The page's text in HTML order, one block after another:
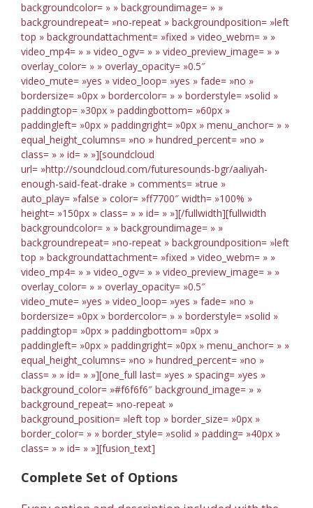
backgroundcolor= » » backgroundimage= » »
backgroundrepeat= »no-repeat » backgroundposition= »left
top » backgroundattachment= »fixed » video_webm= » »
video_mp4= » » video_ogv= » » video_preview_image= » »
overlay_color= » » overlay_opacity= »0.5″
video_mute= »yes » video_loop= »yes » fade= »no »
bordersize= »0px » bordercolor= » » borderstyle= »solid »
paddingtop= »30px » paddingbottom= »60px »
paddingleft= »0px » paddingright= »0px » menu_anchor= » »
equal_height_columns= »no » hundred_percent= »no »
class= » » id= » »][soundcloud
url= »http://soundcloud.com/futuresounds-bgr/aaliyah-
enough-said-feat-drake » comments= »true »
auto_play= »false » color= »ff7700″ width= »100% »
height= »150px » class= » » id= » »][/fullwidth][fullwidth
backgroundcolor= » » backgroundimage= » »
backgroundrepeat= »no-repeat » backgroundposition= »left
top » backgroundattachment= »fixed » video_webm= » »
video_mp4= » » video_ogv= » » video_preview_image= » »
overlay_color= » » overlay_opacity= »0.5″
video_mute= »yes » video_loop= »yes » fade= »no »
bordersize= »0px » bordercolor= » » borderstyle= »solid »
paddingtop= »0px » paddingbottom= »0px »
paddingleft= »0px » paddingright= »0px » menu_anchor= » »
equal_height_columns= »no » hundred_percent= »no »
class= » » id= » »][one_full last= »yes » spacing= »yes »
background_color= »#f6f6f6″ background_image= » »
background_repeat= »no-repeat »
background_position= »left top » border_size= »0px »
border_color= » » border_style= »solid » padding= »40px »
class= » » id= » »][fusion_text]
Complete Set of Options